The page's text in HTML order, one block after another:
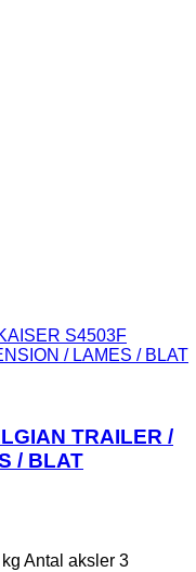
S4503F
/ LAMES / BLAT
TRAILER /
/ BLAT
Antal aksler 3